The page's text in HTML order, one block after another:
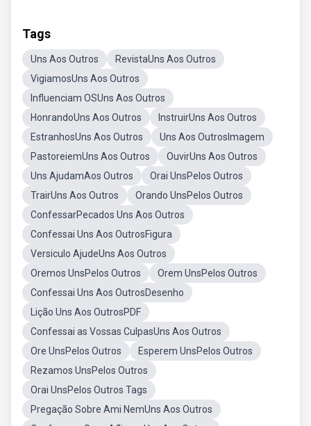
Tags
Uns Aos Outros
RevistaUns Aos Outros
VigiamosUns Aos Outros
Influenciam OSUns Aos Outros
HonrandoUns Aos Outros
InstruirUns Aos Outros
EstranhosUns Aos Outros
Uns Aos OutrosImagem
PastoreiemUns Aos Outros
OuvirUns Aos Outros
Uns AjudamAos Outros
Orai UnsPelos Outros
TrairUns Aos Outros
Orando UnsPelos Outros
ConfessarPecados Uns Aos Outros
Confessai Uns Aos OutrosFigura
Versiculo AjudeUns Aos Outros
Oremos UnsPelos Outros
Orem UnsPelos Outros
Confessai Uns Aos OutrosDesenho
Lição Uns Aos OutrosPDF
Confessai as Vossas CulpasUns Aos Outros
Ore UnsPelos Outros
Esperem UnsPelos Outros
Rezamos UnsPelos Outros
Orai UnsPelos Outros Tags
Pregação Sobre Ami NemUns Aos Outros